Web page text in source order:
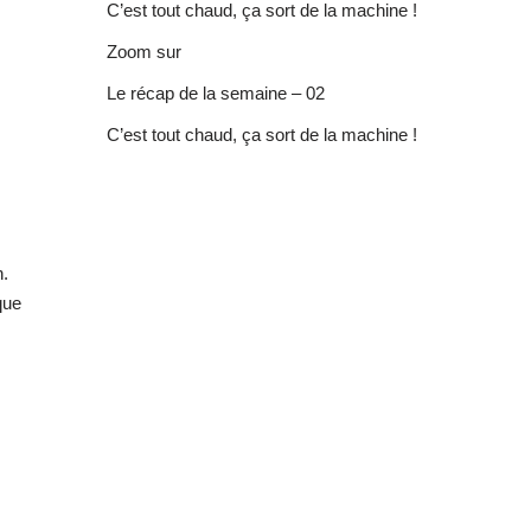
C’est tout chaud, ça sort de la machine !
Zoom sur
Le récap de la semaine – 02
C’est tout chaud, ça sort de la machine !